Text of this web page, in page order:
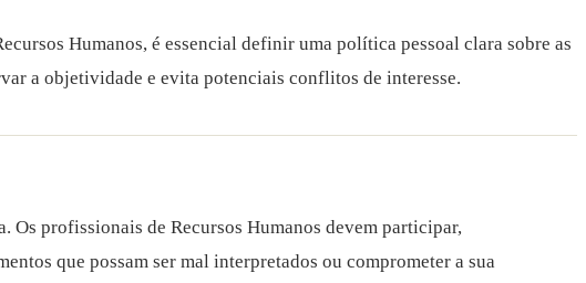
Humanos, é essencial definir uma política pessoal clara sobre as
a objetividade e evita potenciais conflitos de interesse.
profissionais de Recursos Humanos devem participar,
que possam ser mal interpretados ou comprometer a sua